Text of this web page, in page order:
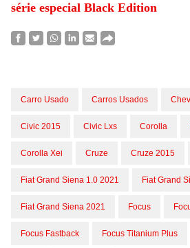
série especial Black Edition
Carro Usado Carros Usados
Civic 2015 Civic Lxs Corolla
Corolla Xei Cruze Cruze 2015
Fiat Grand Siena 1.0 2021 Fiat Grand
Fiat Grand Siena 2021 Focus
Focus Fastback Focus Titanium Plus